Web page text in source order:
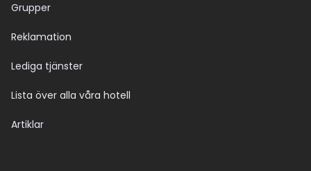
Grupper
Reklamation
Lediga tjänster
Lista över alla våra hotell
Artiklar